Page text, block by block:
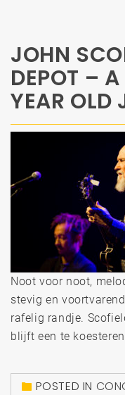
JOHN
DEPOT –
YEAR OLD
Noot voor noot,
stevig en
rafelig randje.
blijft een te
POSTED IN